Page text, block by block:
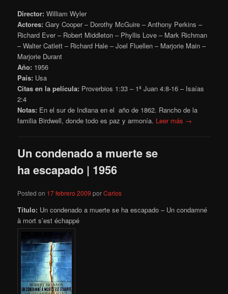
Director: William Wyler
Actores: Gary Cooper – Dorothy McGuire – Anthony Perkins –
Richard Ever – Robert Middleton – Phyllis Love – Mark Richman
– Walter Catlett – Richard Hale – Joel Fluellen – Marjorie Main –
Marjorie Durant
Año: 1956
País: Usa
Citas en la película: Proverbios 1:33 – 1ª Juan 4:8-16 – Isaías
2:4
Notas: En el sur de Indiana en el año de 1862. Rancho de la
familia Birdwell, donde todo es paz y armonía. Leer más →
Un condenado a muerte se
ha escapado | 1956
Posted on 17 febrero 2009 porCarlos
Título: Un condenado a muerte se ha escapado – Un condamné
à mort s’est échappé